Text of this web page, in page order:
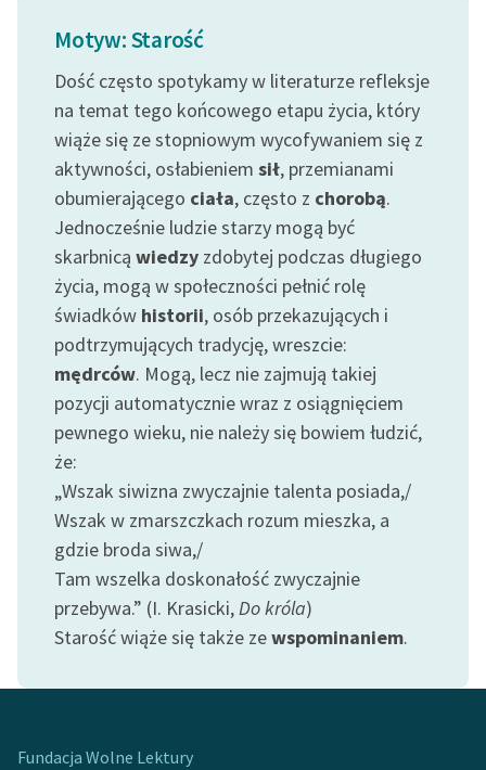
niepełnosprawnościami
E-kolekcja lektur
szkolnych i literatury do
słuchania dla uczennic i
uczniów z
niepełnosprawnościami
Feministyczne inspiracje.
Popularyzacja
skandynawskiej literatury
feministycznej
Ręce pełne poezji
Kolekcje edukacyjne
twórców przechodzących
do domeny publicznej,
lektur szkolnych oraz
Starego Testamentu
Odkurzamy bohaterów
Szkoła Poezji Wolnych
Lektur
O projekcie
Motyw: Starość
Dość często spotykamy w literaturze refleksje
na temat tego końcowego etapu życia, który
wiąże się ze stopniowym wycofywaniem się z
aktywności, osłabieniem sił, przemianami
obumierającego ciała, często z chorobą.
Jednocześnie ludzie starzy mogą być
skarbnicą wiedzy zdobytej podczas długiego
życia, mogą w społeczności pełnić rolę
świadków historii, osób przekazujących i
podtrzymujących tradycję, wreszcie:
mędrców. Mogą, lecz nie zajmują takiej
pozycji automatycznie wraz z osiągnięciem
pewnego wieku, nie należy się bowiem łudzić,
że:
„Wszak siwizna zwyczajnie talenta posiada,/
Wszak w zmarszczkach rozum mieszka, a
gdzie broda siwa,/
Tam wszelka doskonałość zwyczajnie
przebywa.” (I. Krasicki,Do króla)
Starość wiąże się także zewspominaniem.
Fundacja Wolne Lektury